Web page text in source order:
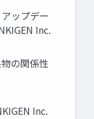
ップデー
Inc.
の関係性
Inc.